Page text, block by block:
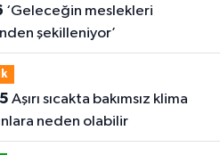
şekilleniyor’
neden olabilir